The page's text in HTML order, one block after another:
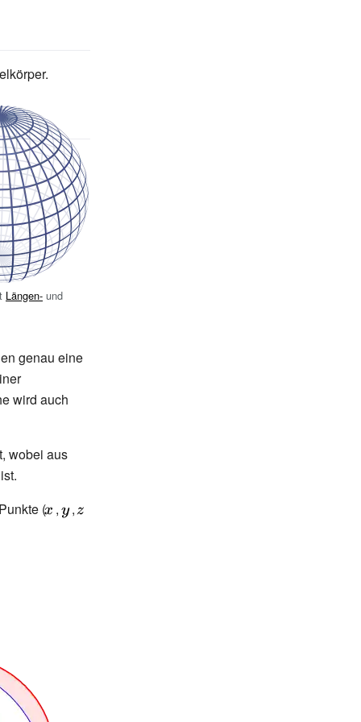
Längen- und
genau eine
wird auch
wobei aus
({\displaystyle
,{\displaystyle
,{\displaystyle